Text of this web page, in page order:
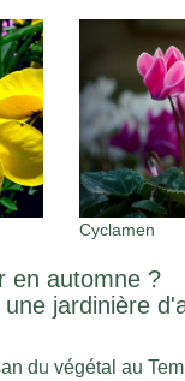
Cyclamen
en automne ?
jardinière
du végétal au